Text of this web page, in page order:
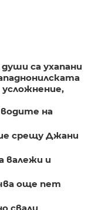
са ухапани
на
срещу Джани
валежи и
още пет